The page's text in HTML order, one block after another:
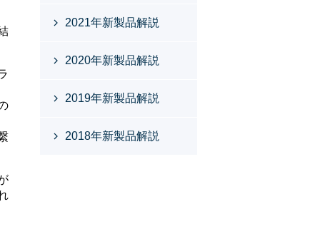
2021年新製品解説
2020年新製品解説
2019年新製品解説
2018年新製品解説